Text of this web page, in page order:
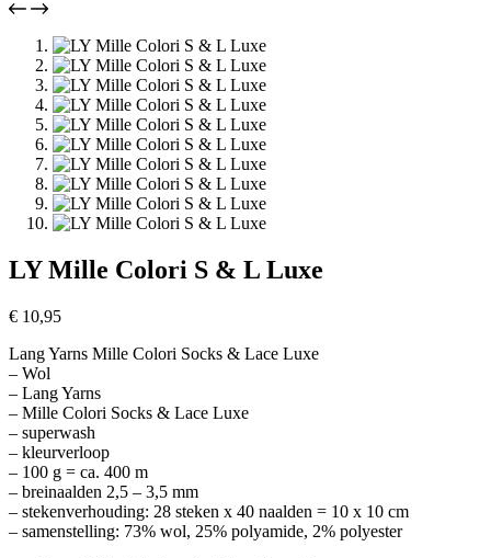
LY Mille Colori S & L Luxe
€ 10,95
Lang Yarns Mille Colori Socks & Lace Luxe
– Wol
– Lang Yarns
– Mille Colori Socks & Lace Luxe
– superwash
– kleurverloop
– 100 g = ca. 400 m
– breinaalden 2,5 – 3,5 mm
– stekenverhouding: 28 steken x 40 naalden = 10 x 10 cm
– samenstelling: 73% wol, 25% polyamide, 2% polyester